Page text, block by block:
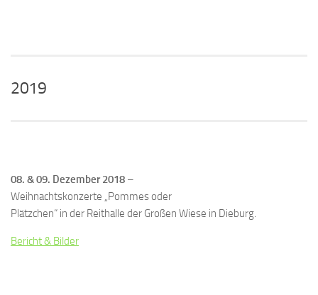
2019
08. & 09. Dezember 2018 –
Weihnachtskonzerte „Pommes oder
Plätzchen“ in der Reithalle der Großen Wiese in Dieburg.
Bericht & Bilder